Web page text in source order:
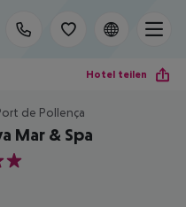
Hotel teilen
de Pollença
Mar & Spa